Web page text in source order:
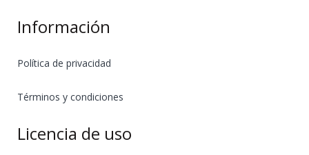
Información
Política de privacidad
Términos y condiciones
Licencia de uso